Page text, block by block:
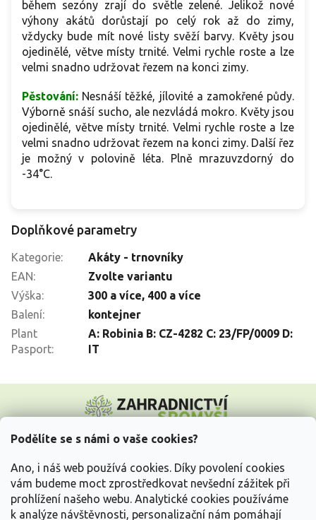
Podělíte se s námi o vaše cookies?
Ano, i náš web používá cookies. Díky povolení cookies
vám budeme moct zprostředkovat nevšední zážitek při
prohlížení našeho webu. Analytické cookies používáme
k analýze návštěvnosti, personalizační nám pomáhají
během sezóny zrají do světle zelené. Jelikož nové
výhony akátů dorůstají po celý rok až do zimy,
vždycky bude mít nové listy svěží barvy. Květy jsou
ojedinělé, větve místy trnité. Velmi rychle roste a lze
velmi snadno udržovat řezem na konci zimy.
Pěstování: Nesnáší těžké, jílovité a zamokřené půdy.
Výborně snáší sucho, ale nezvládá mokro. Květy jsou
ojedinělé, větve místy trnité. Velmi rychle roste a lze
velmi snadno udržovat řezem na konci zimy. Další řez
je možný v polovině léta. Plně mrazuvzdorný do
-34°C.
Doplňkové parametry
Kategorie:
Akáty - trnovníky
EAN:
Zvolte variantu
Výška: 300 a více, 400 a více
Balení:
kontejner
Plant
Pasport:
A: Robinia B: CZ-4282 C: 23/FP/0009 D:
IT
p
Vše o nákupu
Informace pro Vás